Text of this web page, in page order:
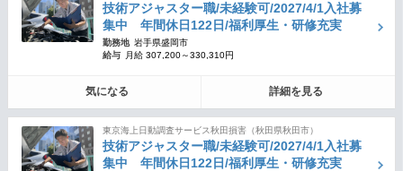
技術アジャスター職/未経験可/2027/4/1入社募
集中 年間休日122日/福利厚生・研修充実
勤務地 岩手県盛岡市
給与
月給 307,200～330,310円
気になる 詳細を見る
東京海上日動調査サービス秋田損害（秋田県秋田市）
技術アジャスター職/未経験可/2027/4/1入社募
集中 年間休日122日/福利厚生・研修充実